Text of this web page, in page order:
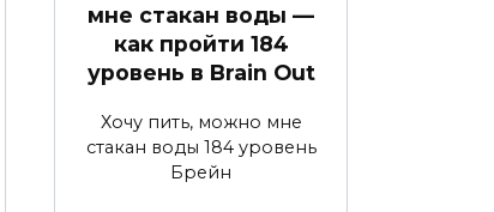
мне стакан воды —
как пройти 184
уровень в Brain Out
Хочу пить, можно мне
стакан воды 184 уровень
Брейн